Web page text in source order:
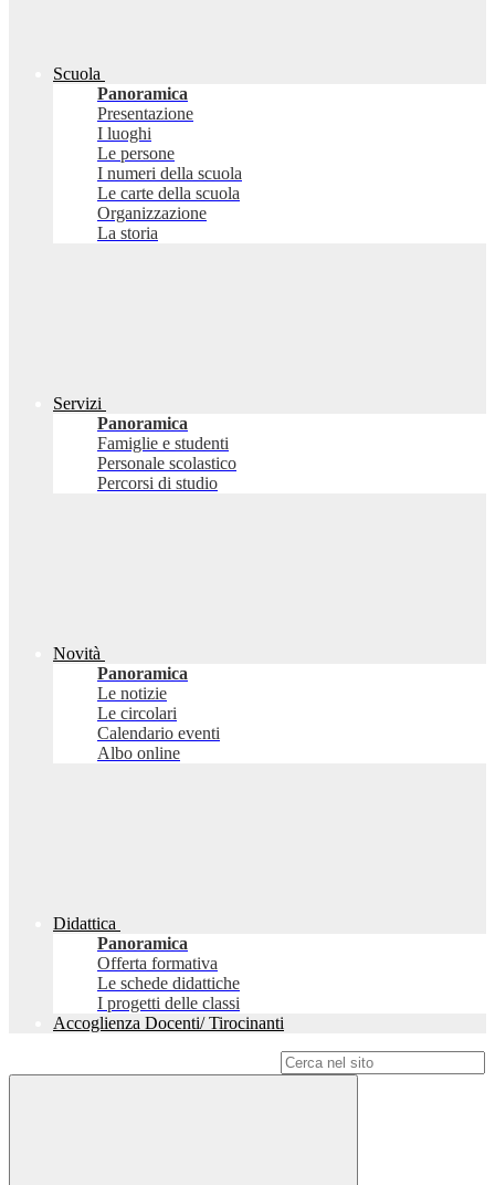
Scuola
Panoramica
Presentazione
I luoghi
Le persone
I numeri della scuola
Le carte della scuola
Organizzazione
La storia
Servizi
Panoramica
Famiglie e studenti
Personale scolastico
Percorsi di studio
Novità
Panoramica
Le notizie
Le circolari
Calendario eventi
Albo online
Didattica
Panoramica
Offerta formativa
Le schede didattiche
I progetti delle classi
Accoglienza Docenti/ Tirocinanti